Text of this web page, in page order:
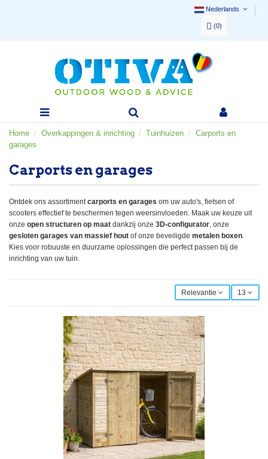
Nederlands
(0)
Home Overkappingen & inrichting Tuinhuizen
Carports en
garages
Carports en garages
Ontdek ons assortimentcarports en garages om uw auto's, fietsen of
scooters effectief te beschermen tegen weersinvloeden. Maak uw keuze uit
onze open structuren op maat dankzij onze 3D-configurator, onze
gesloten garages van massief hout of onze beveiligde metalen boxen.
Kies voor robuuste en duurzame oplossingen die perfect passen bij de
inrichting van uw tuin.
Relevantie 13